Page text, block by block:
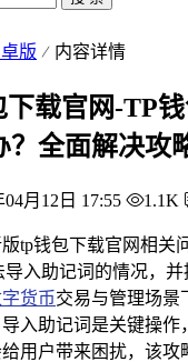
版 内容详情
载官网-TP
？全面解决攻
04月12日 17:55 1.1K
tp钱包下载官网相关
导入助记词的情况，
货币交易与管理场景
入助记词是关键操作
用户带来困扰，该攻